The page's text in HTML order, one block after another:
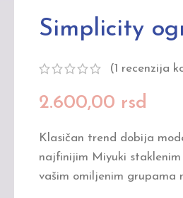
Simplicity
(1 recenzija
2.600,00 rsd
Klasičan trend dobija
najfinijim Miyuki
vašim omiljenim grupama